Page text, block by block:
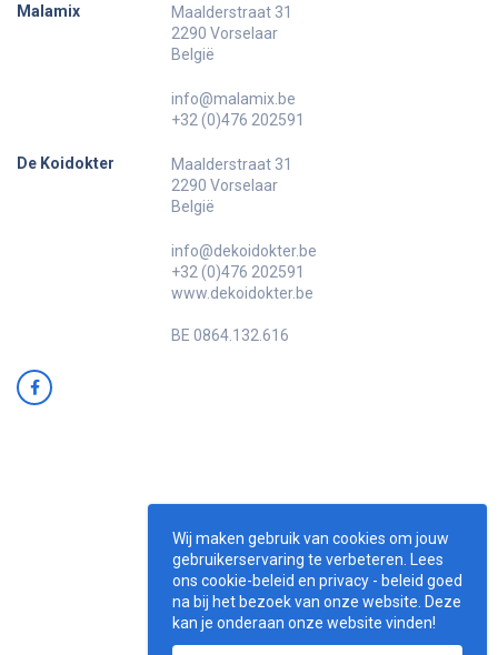
Malamix
Maalderstraat 31
2290 Vorselaar
België
info@malamix.be
+32 (0)476 202591
De Koidokter
Maalderstraat 31
2290 Vorselaar
België
info@dekoidokter.be
+32 (0)476 202591
www.dekoidokter.be
BE 0864.132.616
Wij maken gebruik van cookies om jouw
gebruikerservaring te verbeteren. Lees
ons cookie-beleid en privacy - beleid goed
na bij het bezoek van onze website. Deze
kan je onderaan onze website vinden!